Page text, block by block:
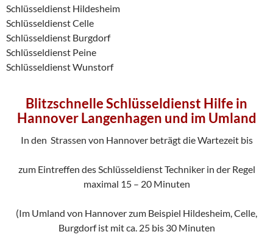
Schlüsseldienst Hildesheim
Schlüsseldienst Celle
Schlüsseldienst Burgdorf
Schlüsseldienst Peine
Schlüsseldienst Wunstorf
Blitzschnelle Schlüsseldienst Hilfe in
Hannover Langenhagen und im Umland
In den Strassen von Hannover beträgt die Wartezeit bis
zum Eintreffen des Schlüsseldienst Techniker in der Regel
maximal 15 – 20 Minuten
(Im Umland von Hannover zum Beispiel Hildesheim, Celle,
Burgdorf ist mit ca. 25 bis 30 Minuten